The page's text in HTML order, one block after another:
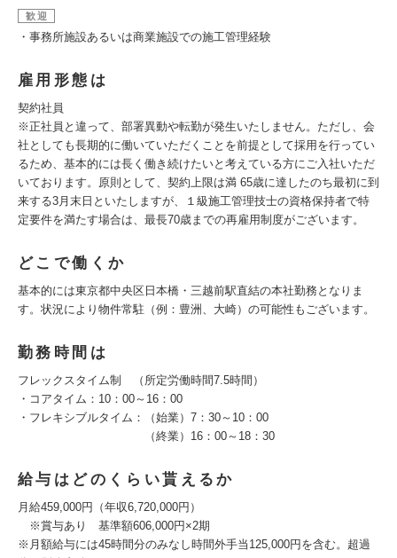
歓迎
・事務所施設あるいは商業施設での施工管理経験
雇用形態は
契約社員
※正社員と違って、部署異動や転勤が発生いたしません。ただし、会
社としても長期的に働いていただくことを前提として採用を行ってい
るため、基本的には長く働き続けたいと考えている方にご入社いただ
いております。原則として、契約上限は満 65歳に達したのち最初に到
来する3月末日といたしますが、１級施工管理技士の資格保持者で特
定要件を満たす場合は、最長70歳までの再雇用制度がございます。
どこで働くか
基本的には東京都中央区日本橋・三越前駅直結の本社勤務となりま
す。状況により物件常駐（例：豊洲、大崎）の可能性もございます。
勤務時間は
フレックスタイム制 （所定労働時間7.5時間）
・コアタイム：10：00～16：00
・フレキシブルタイム：（始業）7：30～10：00
（終業）16：00～18：30
給与はどのくらい貰えるか
月給459,000円（年収6,720,000円）
※賞与あり 基準額606,000円×2期
※月額給与には45時間分のみなし時間外手当125,000円を含む。超過